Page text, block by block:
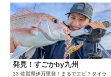
発見！すごかby九州
33 佐賀県伊万里発！まるでエビ？タイラ